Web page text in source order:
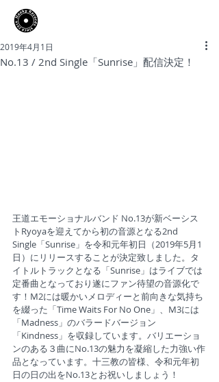
No.13 / 2nd Single「Sunrise」配信決定！
2019年4月1日
王道エモーショナルバンド No.13が新ベーシス
トRyoyaを迎えてから初の音源となる2nd
Single「Sunrise」を令和元年初日（2019年5月1
日）にリリースすることが決定致しました。タ
イトルトラックとなる「Sunrise」はライブでは
定番曲となっており遂にファン待望の音源化で
す！M2には暖かいメロディーと前向きな気持ち
を綴った「Time Waits For No One」、M3には
「Madness」のバラードバージョン
「Kindness」を収録しています。バリエーショ
ンのある３曲にNo.13の魅力を凝縮した力強い作
品となっています。十三教の皆様、令和元年初
日の日の出をNo.13とお祝いしましょう！